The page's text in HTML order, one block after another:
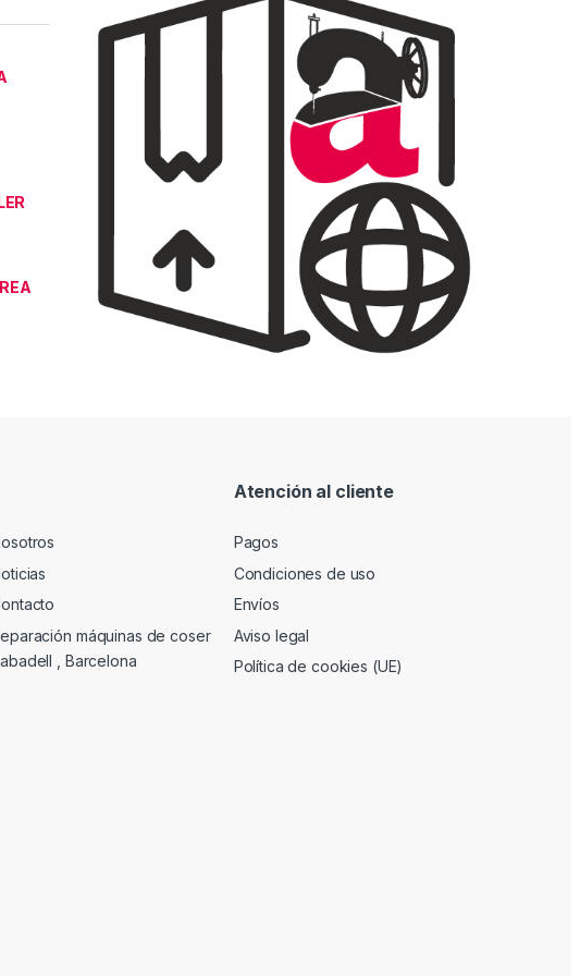
máquinas de coser
, Barcelona
Atención al cliente
Pagos
Condiciones de uso
Envíos
Aviso legal
Política de cookies (UE)